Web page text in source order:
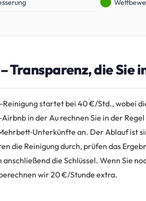
Transparenz, die Sie
startet bei 40 €/Std., wobei
in der Au rechnen Sie in der
an. Der Ablauf ist
die Reinigung durch, prüfen das
die Schlüssel. Wenn Sie
wir 20 €/Stunde extra.